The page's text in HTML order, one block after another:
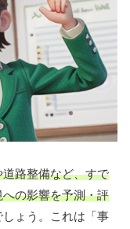
路整備など、すで
の影響を予測・評
ょう。これは「事